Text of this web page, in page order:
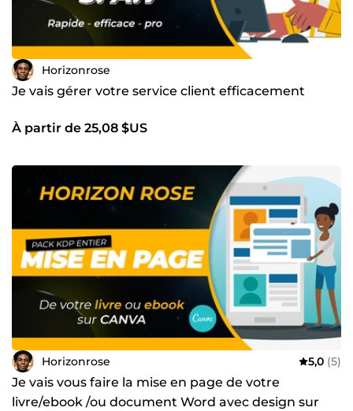
Horizonrose
Je vais gérer votre service client efficacement
À partir de 25,08 $US
Horizonrose 5,0 (5)
Je vais vous faire la mise en page de votre
livre/ebook /ou document Word avec design sur